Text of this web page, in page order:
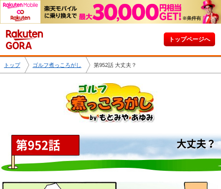
トップページへ
トップ ゴルフ煮っころがし 第952話 大丈夫？
第952話 大丈夫？